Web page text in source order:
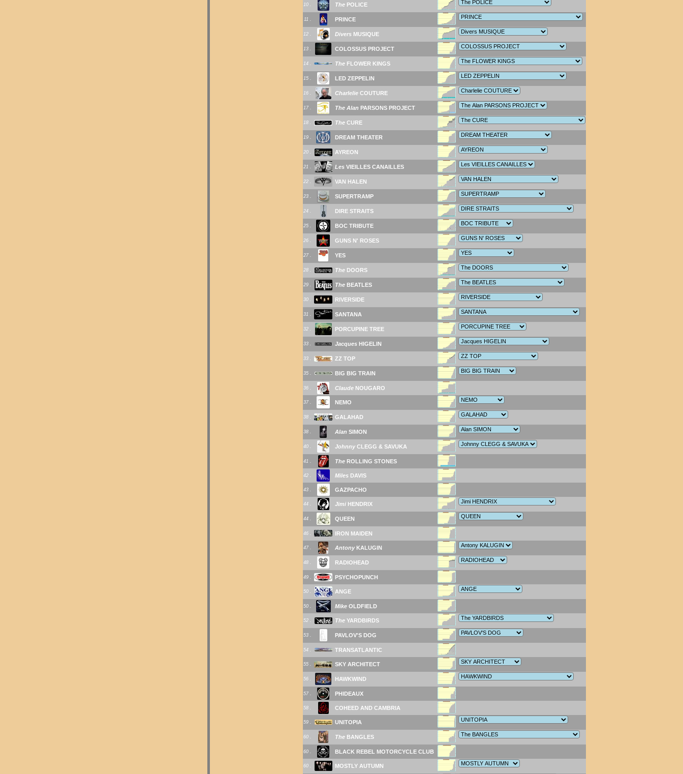
10 . The POLICE
11 . PRINCE
12 . Divers MUSIQUE
13 . COLOSSUS PROJECT
14 . The FLOWER KINGS
15 . LED ZEPPELIN
16 . Charlelie COUTURE
17 . The Alan PARSONS PROJECT
18 . The CURE
19 . DREAM THEATER
20 . AYREON
21 . Les VIEILLES CANAILLES
22 . VAN HALEN
23 . SUPERTRAMP
24 . DIRE STRAITS
25 . BOC TRIBUTE
26 . GUNS N' ROSES
27 . YES
28 . The DOORS
29 . The BEATLES
30 . RIVERSIDE
31 . SANTANA
32 . PORCUPINE TREE
33 . Jacques HIGELIN
33 . ZZ TOP
35 . BIG BIG TRAIN
36 . Claude NOUGARO
37 . NEMO
38 . GALAHAD
38 . Alan SIMON
40 . Johnny CLEGG & SAVUKA
41 . The ROLLING STONES
42 . Miles DAVIS
43 . GAZPACHO
44 . Jimi HENDRIX
44 . QUEEN
46 . IRON MAIDEN
47 . AntonyKALUGIN
48 . RADIOHEAD
49 . PSYCHOPUNCH
50 . ANGE
50 . Mike OLDFIELD
52 . The YARDBIRDS
53 . PAVLOV'S DOG
54 . TRANSATLANTIC
55 . SKY ARCHITECT
56 . HAWKWIND
57 . PHIDEAUX
58 . COHEED AND CAMBRIA
59 . UNITOPIA
60 . The BANGLES
60 . BLACK REBEL MOTORCYCLE CLUB
60 . MOSTLY AUTUMN